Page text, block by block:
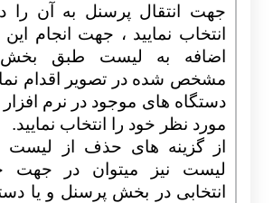
جهت انتقال پرسنل به آن را
انتخاب نمایید ، جهت انجام این
مشخص شده در تصویر اقدام
دستگاه های موجود در نرم
مورد نظر خود را انتخاب نمایید.
از گزینه های حذف از
لیست نیز میتوان در جهت
انتخابی در بخش پرسنل و یا